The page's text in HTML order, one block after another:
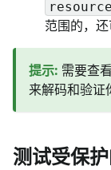
resource
范围的，
提示: 需要查
来解码和验证
测试受保